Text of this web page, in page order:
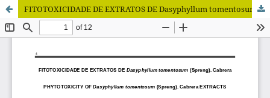
FITOTOXICIDADE DE EXTRATOS DE Dasyphyllum tomentosum (Spreng). Cabrera